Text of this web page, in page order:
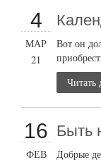
4
МАР
21
Вот он
Читать
16
ФЕВ
Быть
Добрые